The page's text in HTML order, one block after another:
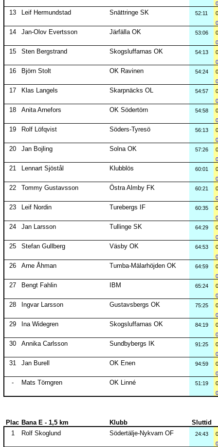
13 Leif Hermundstad Snättringe SK 52:11
14 Jan-Olov Evertsson Järfälla OK 53:06
15 Sten Bergstrand Skogsluffarnas OK 54:13
16 Björn Stolt OK Ravinen 54:24
17 Klas Langels Skarpnäcks OL 54:57
18 Anita Arnefors OK Södertörn 54:58
19 Rolf Löfqvist Söders-Tyresö 56:13
20 Jan Bojling Solna OK 57:26
21 Lennart Sjöstål Klubblös 60:01
22 Tommy Gustavsson Östra Almby FK 60:21
23 Leif Nordin Turebergs IF 60:35
24 Jan Larsson Tullinge SK 64:29
25 Stefan Gullberg Väsby OK 64:53
26 Arne Åhman Tumba-Mälarhöjden OK 64:59
27 Bengt Fahlin IBM 65:24
28 Ingvar Larsson Gustavsbergs OK 75:25
29 Ina Widegren Skogsluffarnas OK 84:19
30 Annika Carlsson Sundbybergs IK 91:25
31 Jan Burell OK Enen 94:59
- Mats Törngren OK Linné 51:19
Plac Bana E - 1,5 km Klubb
Sluttid
1
Rolf Skoglund Södertälje-Nykvarn OF 24:43